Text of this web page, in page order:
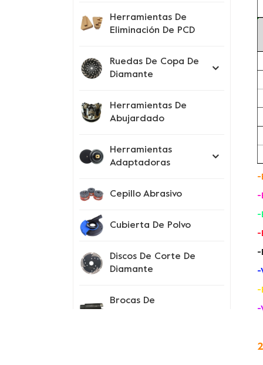
-
-
-
-
-
-
-
-
Herramientas De
Eliminación De PCD
Ruedas De Copa De
Diamante
Herramientas De
Abujardado
Herramientas
Adaptadoras
Cepillo Abrasivo
Cubierta De Polvo
Discos De Corte De
Diamante
Brocas De